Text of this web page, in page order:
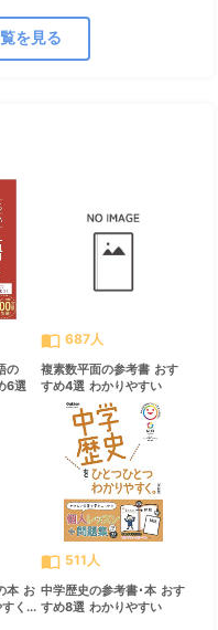
を見る
の
6選
import_contacts 687人
複素数平面の参考書 おす
すめ4選 わかりやすい
本 お
く...
import_contacts 511人
中学歴史の参考書･本 おす
すめ8選 わかりやすい